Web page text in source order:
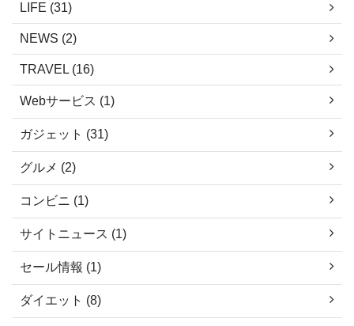
LIFE (31)
NEWS (2)
TRAVEL (16)
Webサービス (1)
ガジェット (31)
グルメ (2)
コンビニ (1)
サイトニュース (1)
セール情報 (1)
ダイエット (8)